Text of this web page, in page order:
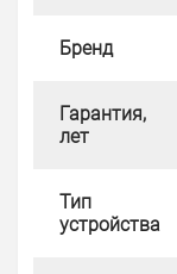
Бренд
Гарантия,
лет
Тип
устройства